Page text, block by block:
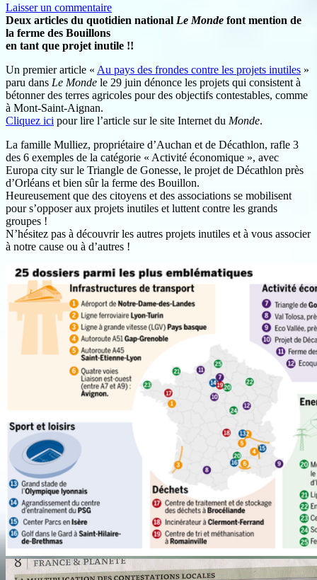
Laisser un commentaire
Deux articles du quotidien national Le Monde font mention de
la ferme des Bouillons
en tant que projet inutile !!
Un premier article « Au pays des frondes contre les projets inutiles »
paru dans Le Monde le 29 juin dénonce les projets qui consistent à
bétonner des terres agricoles pour des objectifs contestables, comme
à Mont-Saint-Aignan.
Cliquez ici pour lire l’article sur le site Internet du Monde.
La famille Mulliez, propriétaire d’Auchan et de Décathlon, rafle 3
des 6 exemples de la catégorie « Activité économique », avec
Europa city sur le Triangle de Gonesse, le projet de Décathlon près
d’Orléans et bien sûr la ferme des Bouillon.
Heureusement que des citoyens et des associations se mobilisent
pour s’opposer aux projets inutiles et luttent contre les grands
groupes !
N’hésitez pas à découvrir les autres projets inutiles et à vous associer
à notre cause ou à d’autres !